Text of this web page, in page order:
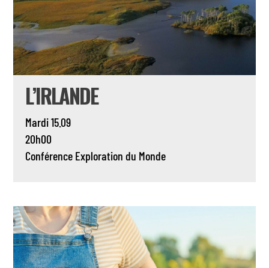
L’IRLANDE
Mardi 15.09
20h00
Conférence Exploration du Monde